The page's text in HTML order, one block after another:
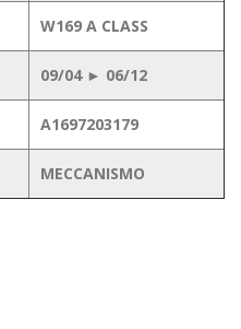
W169 A CLASS
09/04 ► 06/12
A1697203179
MECCANISMO